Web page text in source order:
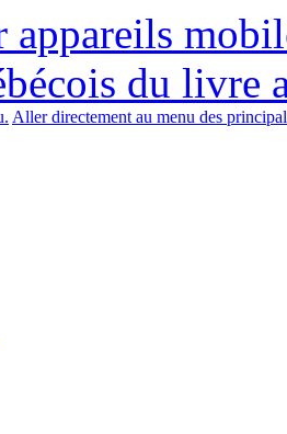
du livre
Aller directement au menu des